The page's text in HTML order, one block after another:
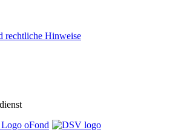
rechtliche Hinweise